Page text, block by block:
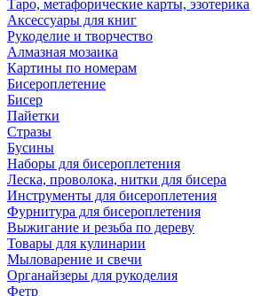
Таро, метафорические карты, эзотерика
Аксессуары для книг
Рукоделие и творчество
Алмазная мозаика
Картины по номерам
Бисероплетение
Бисер
Пайетки
Стразы
Бусины
Наборы для бисероплетения
Леска, проволока, нитки для бисера
Инструменты для бисероплетения
Фурнитура для бисероплетения
Выжигание и резьба по дереву
Товары для кулинарии
Мыловарение и свечи
Органайзеры для рукоделия
Фетр